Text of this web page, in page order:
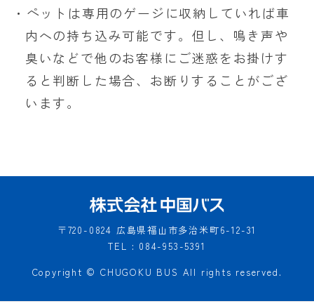
・ペットは専用のゲージに収納していれば車
内への持ち込み可能です。但し、鳴き声や
臭いなどで他のお客様にご迷惑をお掛けす
ると判断した場合、お断りすることがござ
います。
〒720-0824 広島県福山市多治米町6-12-31
TEL : 084-953-5391
Copyright © CHUGOKU BUS All rights reserved.